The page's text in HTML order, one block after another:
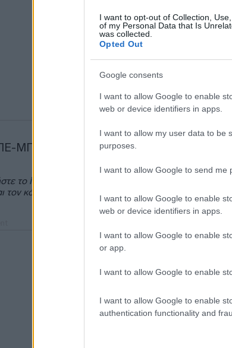
I want to opt-out of Collection,
of my Personal Data that Is
was collected.
Opted Out
Google consents
I want to allow Google to enable
web or device identifiers in apps.
I want to allow my user data to be
purposes.
I want to allow Google to send me
I want to allow Google to enable
web or device identifiers in apps.
I want to allow Google to enable
or app.
I want to allow Google to enable
I want to allow Google to enable
authentication functionality and
ΜΠΕ
το insider.gr στο Google News
τον κόσμο.